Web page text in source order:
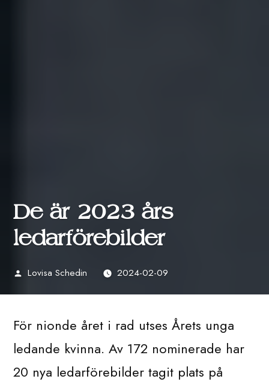
De är 2023 års
ledarförebilder
Publicerat
Lovisa Schedin 2024-02-09
För nionde året i rad utses Årets unga
ledande kvinna. Av 172 nominerade har
20 nya ledarförebilder tagit plats på